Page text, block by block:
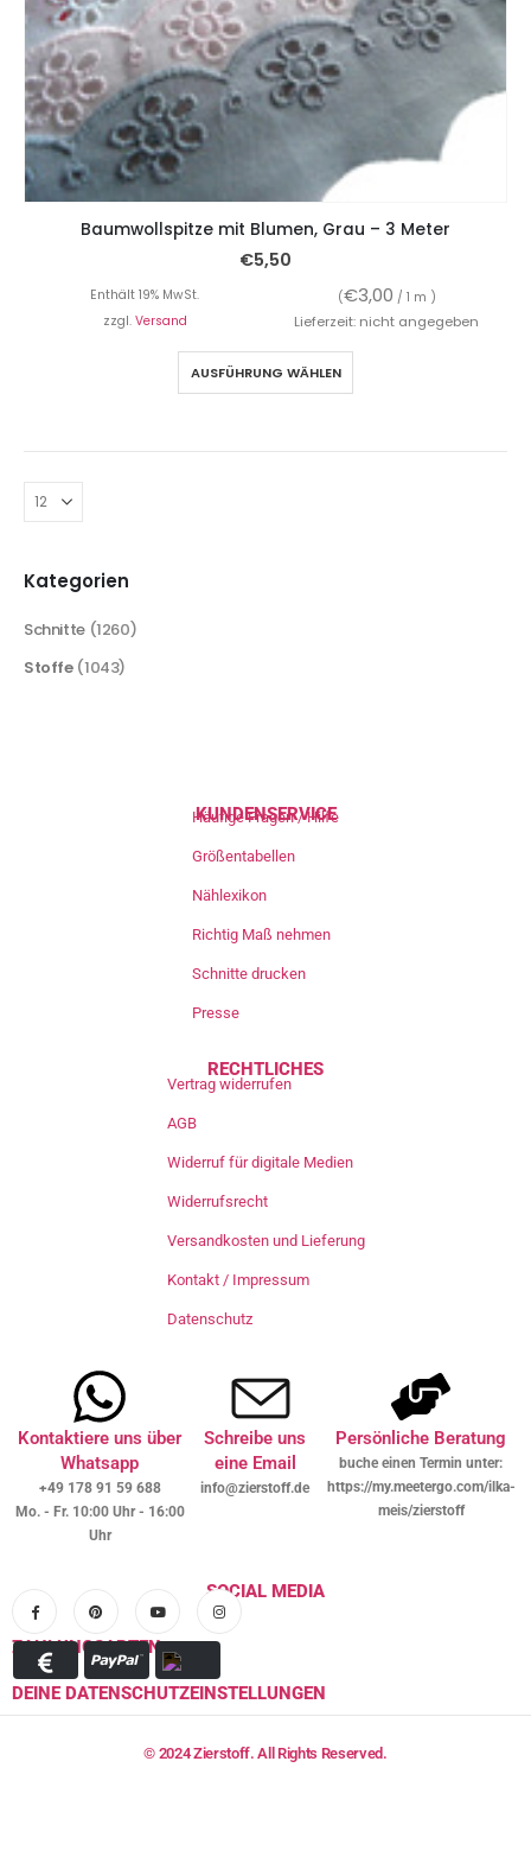
Baumwollspitze mit Blumen, Grau – 3 Meter
€5,50
Enthält 19% MwSt. (€3,00 / 1 m )
zzgl. Versand Lieferzeit: nicht angegeben
AUSFÜHRUNG WÄHLEN
Kategorien
Schnitte (1260)
Stoffe (1043)
KUNDENSERVICE
Häufige Fragen / Hilfe
Größentabellen
Nählexikon
Richtig Maß nehmen
Schnitte drucken
Presse
RECHTLICHES
Vertrag widerrufen
AGB
Widerruf für digitale Medien
Widerrufsrecht
Versandkosten und Lieferung
Kontakt / Impressum
Datenschutz
Kontaktiere uns über
Whatsapp
+49 178 91 59 688
Mo. - Fr. 10:00 Uhr - 16:00
Uhr
Schreibe uns
eine Email
info@zierstoff.de
Persönliche Beratung
buche einen Termin unter:
https://my.meetergo.com/ilka-
meis/zierstoff
SOCIAL MEDIA
ZAHLUNGSARTEN
DEINE DATENSCHUTZEINSTELLUNGEN
© 2024 Zierstoff. All Rights Reserved.